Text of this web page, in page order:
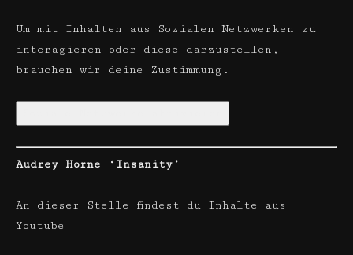
Um mit Inhalten aus Sozialen Netzwerken zu
interagieren oder diese darzustellen,
brauchen wir deine Zustimmung.
Audrey Horne ‘Insanity’
An dieser Stelle findest du Inhalte aus
Youtube